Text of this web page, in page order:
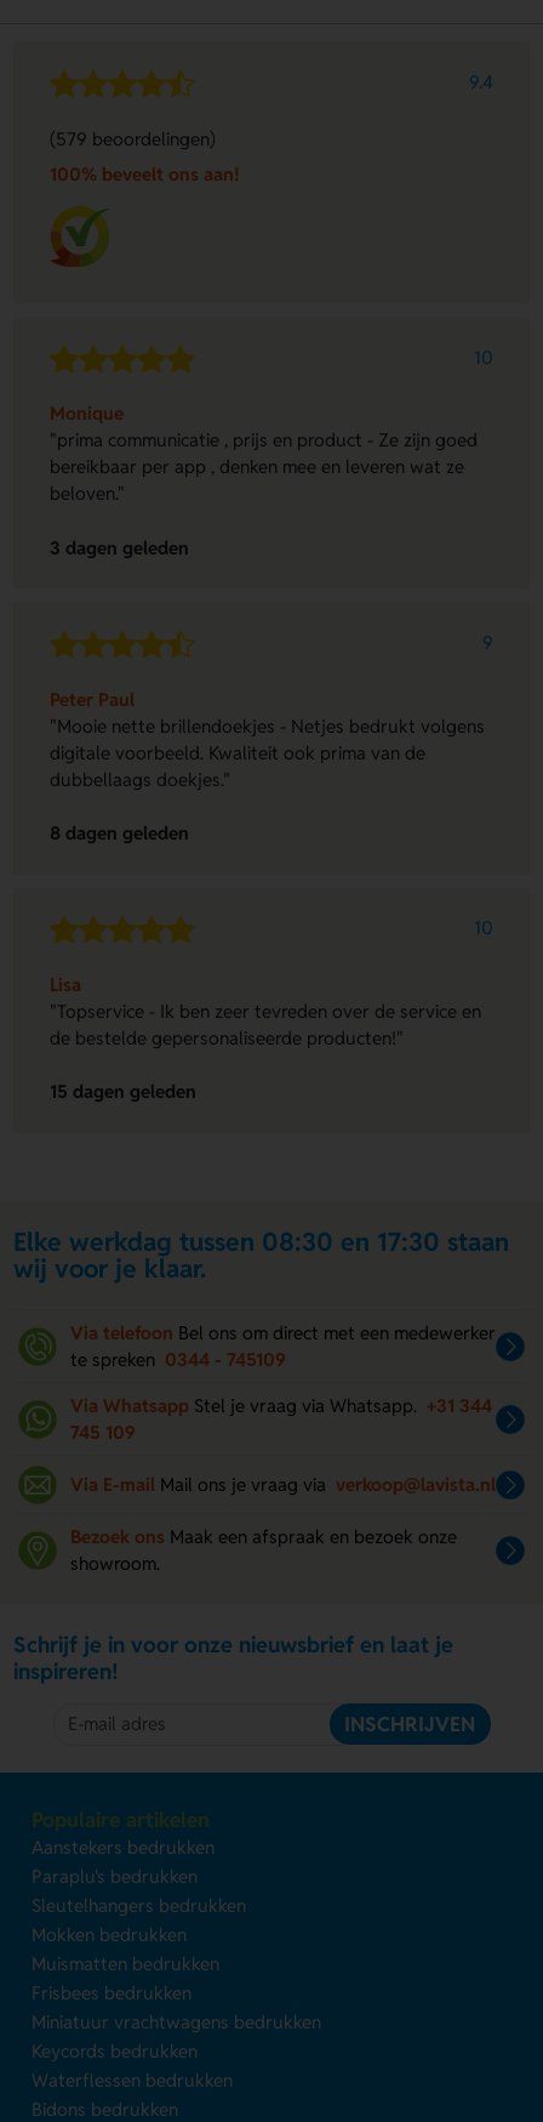
9.4
(579 beoordelingen)
100% beveelt ons aan!
10
Monique
"prima communicatie , prijs en product - Ze zijn goed
bereikbaar per app , denken mee en leveren wat ze
beloven."
3 dagen geleden
9
Peter Paul
"Mooie nette brillendoekjes - Netjes bedrukt volgens
digitale voorbeeld. Kwaliteit ook prima van de
dubbellaags doekjes."
8 dagen geleden
10
Lisa
"Topservice - Ik ben zeer tevreden over de service en
de bestelde gepersonaliseerde producten!"
15 dagen geleden
Elke werkdag tussen 08:30 en 17:30 staan
wij voor je klaar.
Via telefoon Bel ons om direct met een medewerker
te spreken 0344 - 745109
Via Whatsapp Stel je vraag via Whatsapp. +31 344
745 109
Via E-mail Mail ons je vraag via verkoop@lavista.nl
Bezoek ons Maak een afspraak en bezoek onze
showroom.
Schrijf je in voor onze nieuwsbrief en laat je
inspireren!
INSCHRIJVEN
Populaire artikelen
Aanstekers bedrukken
Paraplu's bedrukken
Sleutelhangers bedrukken
Mokken bedrukken
Muismatten bedrukken
Frisbees bedrukken
Miniatuur vrachtwagens bedrukken
Keycords bedrukken
Waterflessen bedrukken
Bidons bedrukken